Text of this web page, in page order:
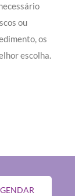
ou
os
escolha.